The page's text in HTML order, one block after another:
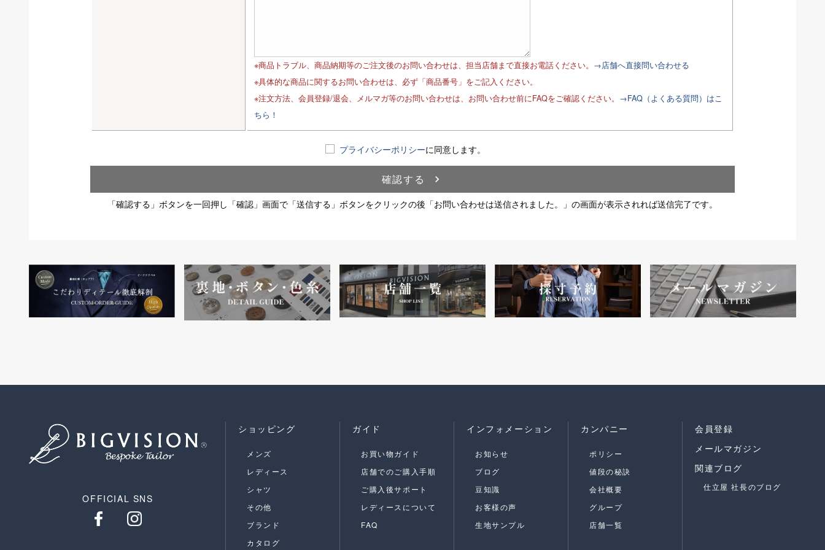
※商品トラブル、商品納期等のご注文後のお問い合わせは、担当店舗まで直接お電話ください。 →店舗へ直接問い合わせる
※具体的な商品に関するお問い合わせは、必ず「商品番号」をご記入ください。
※注文方法、会員登録/退会、メルマガ等のお問い合わせは、お問い合わせ前にFAQをご確認ください。 →FAQ（よくある質問）はこ
ちら！
プライバシーポリシーに同意します。
確認する
navigate_next
「確認する」ボタンを一回押し「確認」画面で「送信する」ボタンをクリックの後「お問い合わせは送信されました。」の画面が表示されれば送信完了です。
OFFICIAL SNS
ショッピング
メンズ
レディース
シャツ
その他
ブランド
カタログ
ガイド
お買い物ガイド
店舗でのご購入手順
ご購入後サポート
レディースについて
FAQ
インフォメーション
お知らせ
ブログ
豆知識
お客様の声
生地サンプル
カンパニー
ポリシー
値段の秘訣
会社概要
グループ
店舗一覧
会員登録
メールマガジン
関連ブログ
仕立屋 社長のブログ